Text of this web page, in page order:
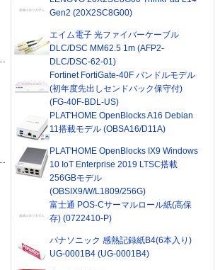
Gen2 (20X2SC8G00)
エイム電子 光ファイバーケーブル
DLC/DSC MM62.5 1m (AFP2-
DLC/DSC-62-01)
Fortinet FortiGate-40F バンドルモデル
(初年度先出しセンドバック保守付)
(FG-40F-BDL-US)
PLAT'HOME OpenBlocks A16 Debian
11搭載モデル (OBSA16/D11A)
PLAT'HOME OpenBlocks IX9 Windows
10 IoT Enterprise 2019 LTSC搭載
256GBモデル
(OBSIX9/W/L1809/256G)
富士通 POS-Cサーマルロール紙(高保
存) (0722410-P)
パナソニック 感熱記録紙B4(6本入り)
UG-0001B4 (UG-0001B4)